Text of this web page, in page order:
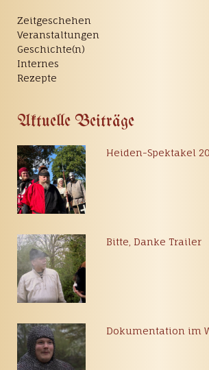
Zeitgeschehen
Veranstaltungen
Geschichte(n)
Internes
Rezepte
Aktuelle Beiträge
Heiden-Spektakel
Bitte, Danke Trailer
Dokumentation im